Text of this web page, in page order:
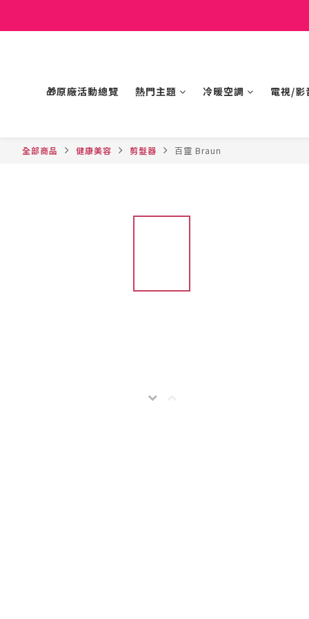
🎁原廠活動總覽 熱門主題 冷暖空調 電視/影
全部商品 健康美容 剪髮器 百靈 Braun